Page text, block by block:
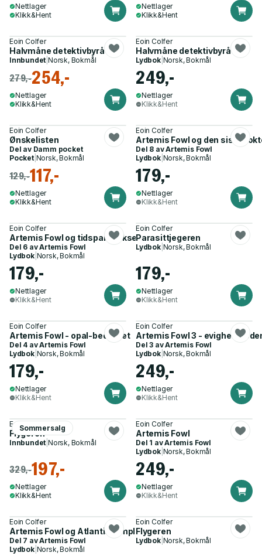
Nettlager
Klikk&Hent
Nettlager
Klikk&Hent
Eoin Colfer
Halvmåne detektivbyrå
Innbundet |Norsk, Bokmål
279,-254,-
Nettlager
Klikk&Hent
Eoin Colfer
Halvmåne detektivbyrå
Lydbok| Norsk, Bokmål
249,-
Nettlager
Klikk&Hent
Eoin Colfer
Ønskelisten
Del av Damm pocket
Pocket| Norsk, Bokmål
129,-117,-
Nettlager
Klikk&Hent
Eoin Colfer
Artemis Fowl og den siste
Del 8 avArtemis Fowl
Lydbok| Norsk, Bokmål
179,-
Nettlager
Klikk&Hent
Eoin Colfer
Artemis Fowl og tidsparadokset
Del 6 avArtemis Fowl
Lydbok| Norsk, Bokmål
179,-
Nettlager
Klikk&Hent
Eoin Colfer
Parasittjegeren
Lydbok| Norsk, Bokmål
179,-
Nettlager
Klikk&Hent
Eoin Colfer
Artemis Fowl - opal-bedraget
Del 4 avArtemis Fowl
Lydbok| Norsk, Bokmål
179,-
Nettlager
Klikk&Hent
Eoin Colfer
Artemis Fowl 3 -
Del 3 avArtemis Fowl
Lydbok| Norsk, Bokmål
249,-
Nettlager
Klikk&Hent
Sommersalg
Eoin Colfer
Flygeren
Innbundet |Norsk, Bokmål
329,-197,-
Nettlager
Klikk&Hent
Eoin Colfer
Artemis Fowl
Del 1 avArtemis Fowl
Lydbok| Norsk, Bokmål
249,-
Nettlager
Klikk&Hent
Eoin Colfer
Artemis Fowl og Atlantiskomplekset
Del 7 avArtemis Fowl
Lydbok| Norsk, Bokmål
Eoin Colfer
Flygeren
Lydbok| Norsk, Bokmål